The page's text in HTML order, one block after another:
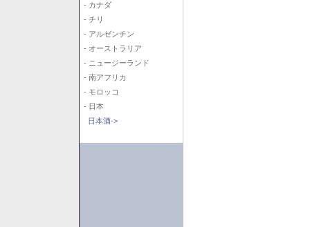
- カナダ
- チリ
- アルゼンチン
- オーストラリア
- ニュージーランド
- 南アフリカ
- モロッコ
- 日本
日本酒->